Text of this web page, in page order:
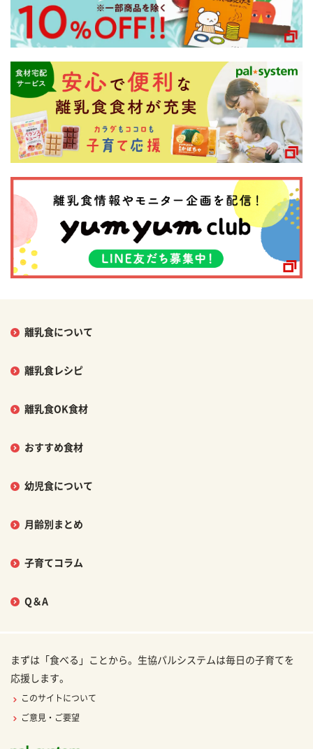
離乳食について
離乳食レシピ
離乳食OK食材
おすすめ食材
幼児食について
月齢別まとめ
子育てコラム
Q＆A
まずは「食べる」ことから。生協パルシステムは毎日の子育てを
応援します。
このサイトについて
ご意見・ご要望